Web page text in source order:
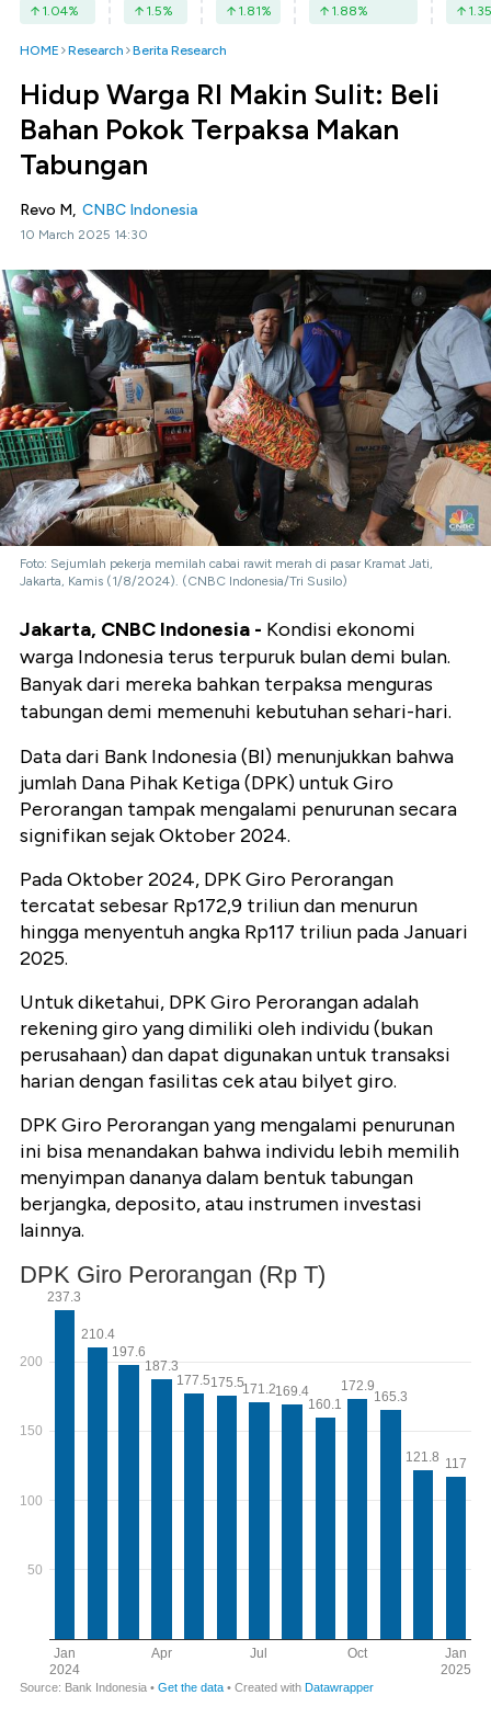
1.04% 1.5% 1.81% 1.88% 1.35
HOME Research Berita Research
Hidup Warga RI Makin Sulit: Beli
Bahan Pokok Terpaksa Makan
Tabungan
Revo M, CNBC Indonesia
10 March 2025 14:30
Foto: Sejumlah pekerja memilah cabai rawit merah di pasar Kramat Jati,
Jakarta, Kamis (1/8/2024). (CNBC Indonesia/Tri Susilo)
Jakarta, CNBC Indonesia - Kondisi ekonomi
warga Indonesia terus terpuruk bulan demi bulan.
Banyak dari mereka bahkan terpaksa menguras
tabungan demi memenuhi kebutuhan sehari-hari.
Data dari Bank Indonesia (BI) menunjukkan bahwa
jumlah Dana Pihak Ketiga (DPK) untuk Giro
Perorangan tampak mengalami penurunan secara
signifikan sejak Oktober 2024.
Pada Oktober 2024, DPK Giro Perorangan
tercatat sebesar Rp172,9 triliun dan menurun
hingga menyentuh angka Rp117 triliun pada Januari
2025.
Untuk diketahui, DPK Giro Perorangan adalah
rekening giro yang dimiliki oleh individu (bukan
perusahaan) dan dapat digunakan untuk transaksi
harian dengan fasilitas cek atau bilyet giro.
DPK Giro Perorangan yang mengalami penurunan
ini bisa menandakan bahwa individu lebih memilih
menyimpan dananya dalam bentuk tabungan
berjangka, deposito, atau instrumen investasi
lainnya.